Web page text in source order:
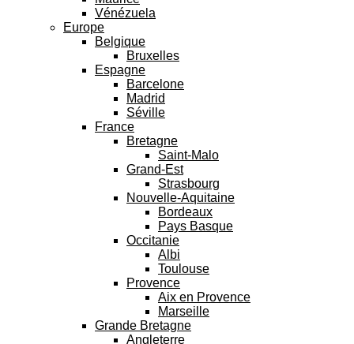
Vénézuela
Europe
Belgique
Bruxelles
Espagne
Barcelone
Madrid
Séville
France
Bretagne
Saint-Malo
Grand-Est
Strasbourg
Nouvelle-Aquitaine
Bordeaux
Pays Basque
Occitanie
Albi
Toulouse
Provence
Aix en Provence
Marseille
Grande Bretagne
Angleterre